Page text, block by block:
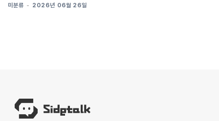
미분류 2026년 06월 26일